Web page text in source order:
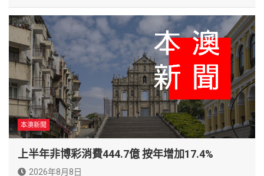
本澳新聞
上半年非博彩消費444.7億 按年增加17.4%
2026年8月8日